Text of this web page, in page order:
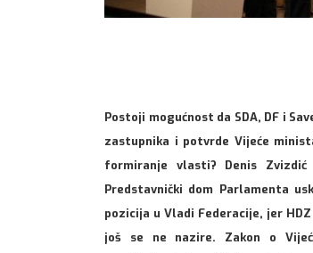
Postoji mogućnost da SDA, DF i
zastupnika i potvrde Vijeće
formiranje vlasti? Denis
Predstavnički dom Parlamenta
pozicija u Vladi Federacije, jer
još se ne nazire. Zakon o